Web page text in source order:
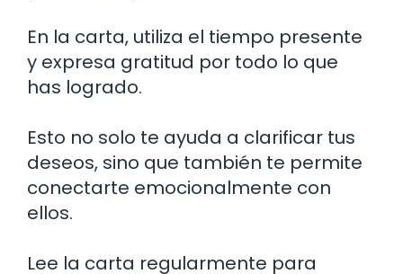
En la carta, utiliza el tiempo presente
y expresa gratitud por todo lo que
has logrado.
Esto no solo te ayuda a clarificar tus
deseos, sino que también te permite
conectarte emocionalmente con
ellos.
Lee la carta regularmente para